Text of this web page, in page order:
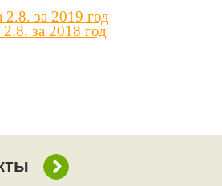
за 2019 год
за 2018 год